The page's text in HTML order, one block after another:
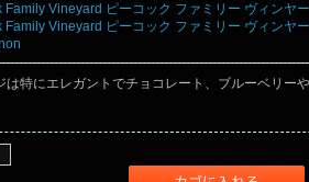
Family Vineyard ピーコック ファミリー ヴィンヤ
Family Vineyard ピーコック ファミリー ヴィンヤ
は特にエレガントでチョコレート、ブルーベリー